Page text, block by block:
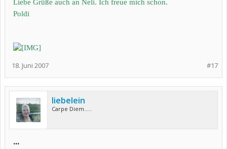
Liebe Grüße auch an Neli. Ich freue mich schon.
Poldi
#17
18. Juni 2007
liebelein
Carpe Diem.....
...